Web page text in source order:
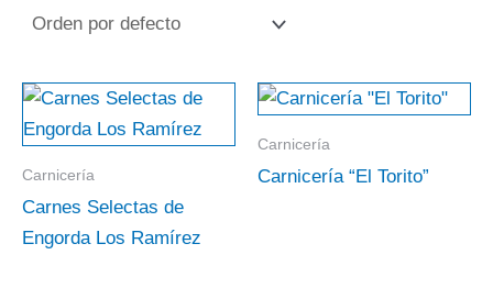
Carnicería
Carnes Selectas de
Engorda Los Ramírez
Carnicería
Carnicería “El Torito”